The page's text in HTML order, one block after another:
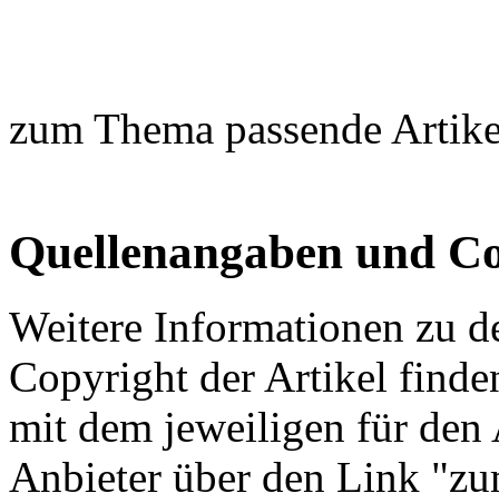
zum Thema passende
Quellenangaben und
Weitere Informationen zu
Copyright der Artikel
mit dem jeweiligen für
Anbieter über den Link